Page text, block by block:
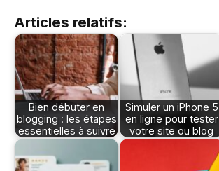
Articles relatifs:
Bien débuter en
blogging : les étapes
essentielles à suivre
Simuler un iPhone 5
en ligne pour tester
votre site ou blog